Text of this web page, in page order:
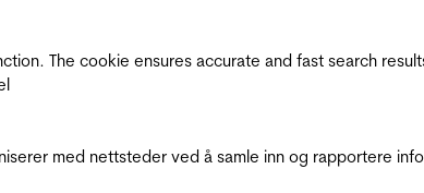
The cookie ensures accurate and fast search
med nettsteder ved å samle inn og rapportere